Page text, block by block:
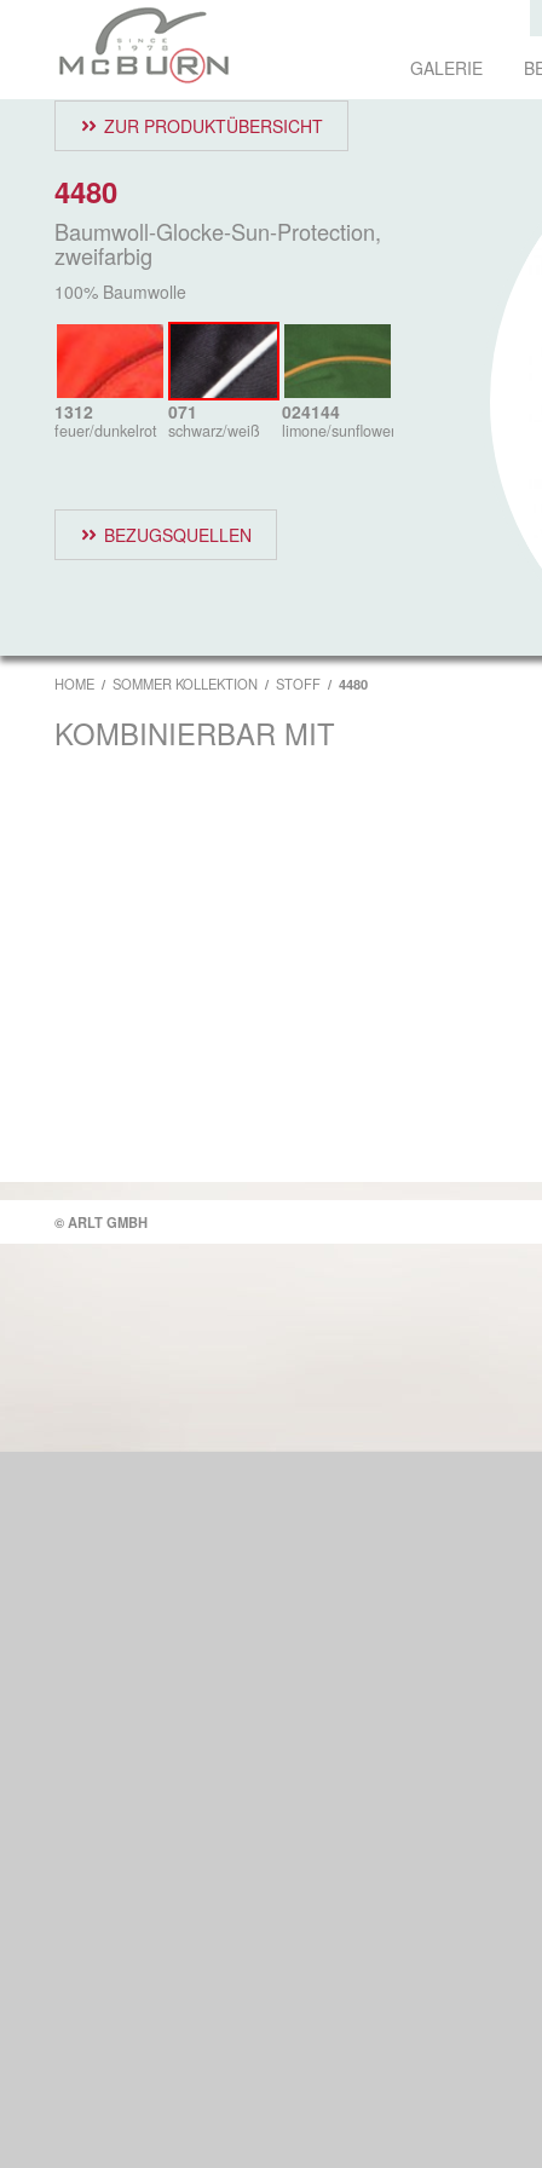
GALERIE
ZUR PRODUKTÜBERSICHT
4480
Baumwoll-Glocke-Sun-Protection,
zweifarbig
100% Baumwolle
1312
feuer/dunkelrot
071
schwarz/weiß
024144
limone/sunflower
BEZUGSQUELLEN
HOME SOMMER KOLLEKTION STOFF 4480
KOMBINIERBAR MIT
© ARLT GMBH